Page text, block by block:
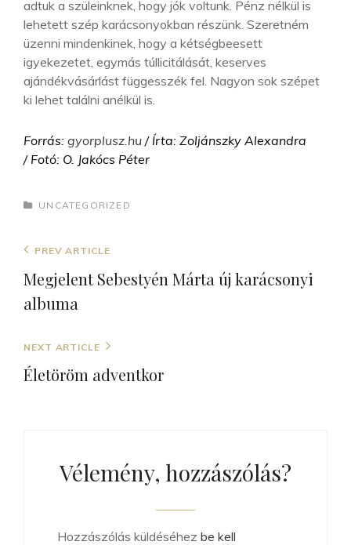
adtuk a szüleinknek, hogy jók voltunk. Pénz nélkül is
lehetett szép karácsonyokban részünk. Szeretném
üzenni mindenkinek, hogy a kétségbeesett
igyekezetet, egymás túllicitálását, keserves
ajándékvásárlást függesszék fel. Nagyon sok szépet
ki lehet találni anélkül is.
Forrás: gyorplusz.hu / Írta: Zoljánszky Alexandra
/ Fotó: O. Jakócs Péter
CATEGORIES
UNCATEGORIZED
Bejegyzés
navigáció
Previous
Post
PREV ARTICLE
Megjelent Sebestyén Márta új karácsonyi
albuma
Next
Post
NEXT ARTICLE
Életöröm adventkor
Vélemény, hozzászólás?
Hozzászólás küldéséhez be kell